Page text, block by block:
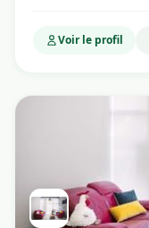
Voir le profil